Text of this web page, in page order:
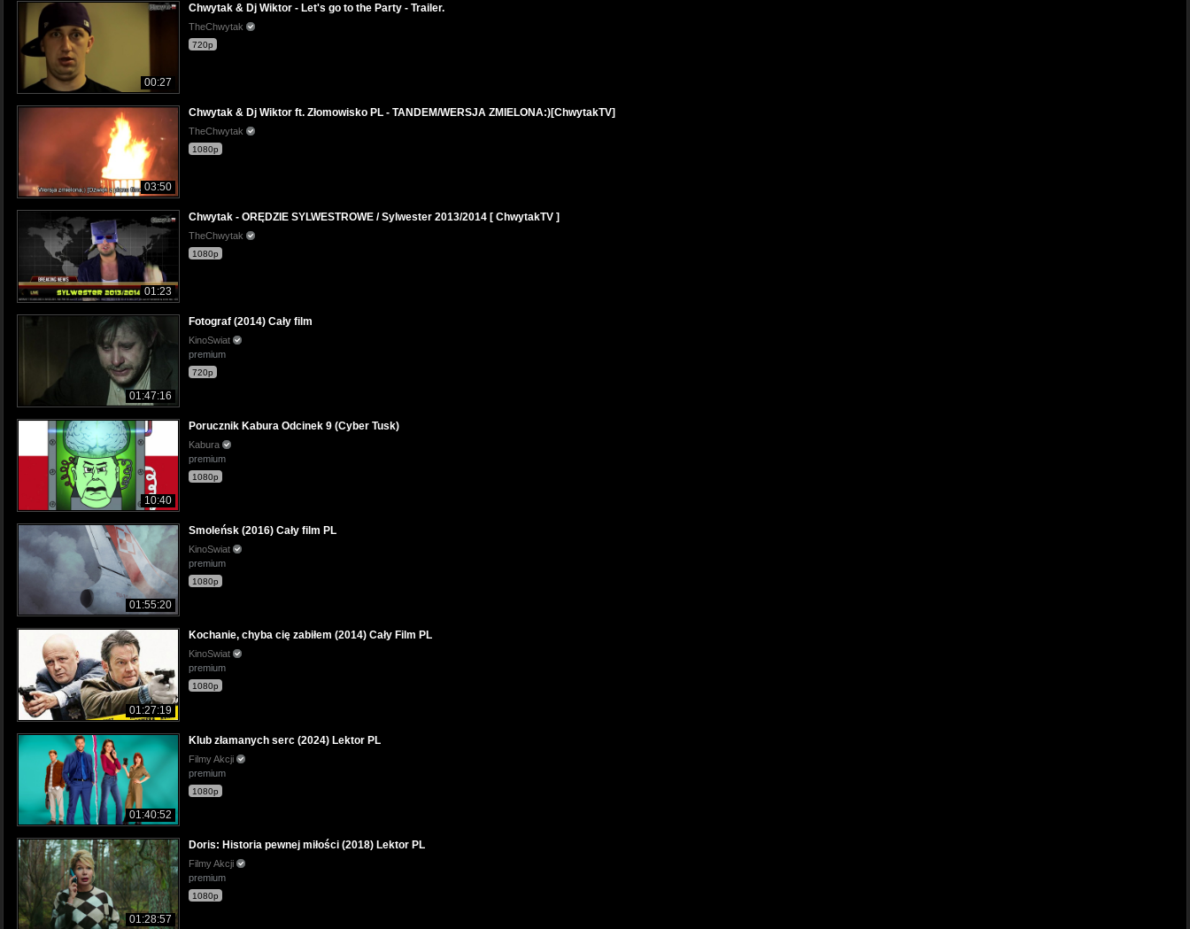
00:27
Chwytak & Dj Wiktor - Let's go to the Party - Trailer.
TheChwytak
720p
03:50
Chwytak & Dj Wiktor ft. Złomowisko PL - TANDEM/WERSJA ZMIELONA:)[ChwytakTV]
TheChwytak
1080p
01:23
Chwytak - ORĘDZIE SYLWESTROWE / Sylwester 2013/2014 [ ChwytakTV ]
TheChwytak
1080p
01:47:16
Fotograf (2014) Cały film
KinoSwiat
premium
720p
10:40
Porucznik Kabura Odcinek 9 (Cyber Tusk)
Kabura
premium
1080p
01:55:20
Smoleńsk (2016) Cały film PL
KinoSwiat
premium
1080p
01:27:19
Kochanie, chyba cię zabiłem (2014) Cały Film PL
KinoSwiat
premium
1080p
01:40:52
Klub złamanych serc (2024) Lektor PL
Filmy Akcji
premium
1080p
01:28:57
Doris: Historia pewnej miłości (2018) Lektor PL
Filmy Akcji
premium
1080p